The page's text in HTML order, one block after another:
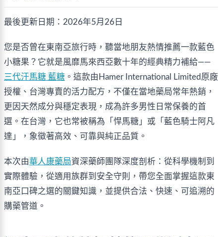
最後更新日期：2026年5月26日
您是否曾在東南亞旅行時，聽當地朋友熱情推薦一款藍色
小糖果？它就是風靡馬來西亞數十年的經典精力補給——
三代汗馬糖 藍糖 。這款由Hamer International Limited原廠
授權、台灣專賣的活力配方，不僅在當地藥局常年熱銷，
更因天然成分與穩定表現，成為許多男性日常保養的首
選。在台灣，它也常被稱為「悍馬糖」或「藍色騎士阿凡
達」，象徵著高效、可靠與純正品質。
本次由華人康藥局資深藥師團隊深度剖析：從科學機制到
實際體驗，從適用族群到安全守則，帶您全面掌握這款東
南亞口碑之選的關鍵知識，並提供合法、快速、可追溯的
購藥管道。